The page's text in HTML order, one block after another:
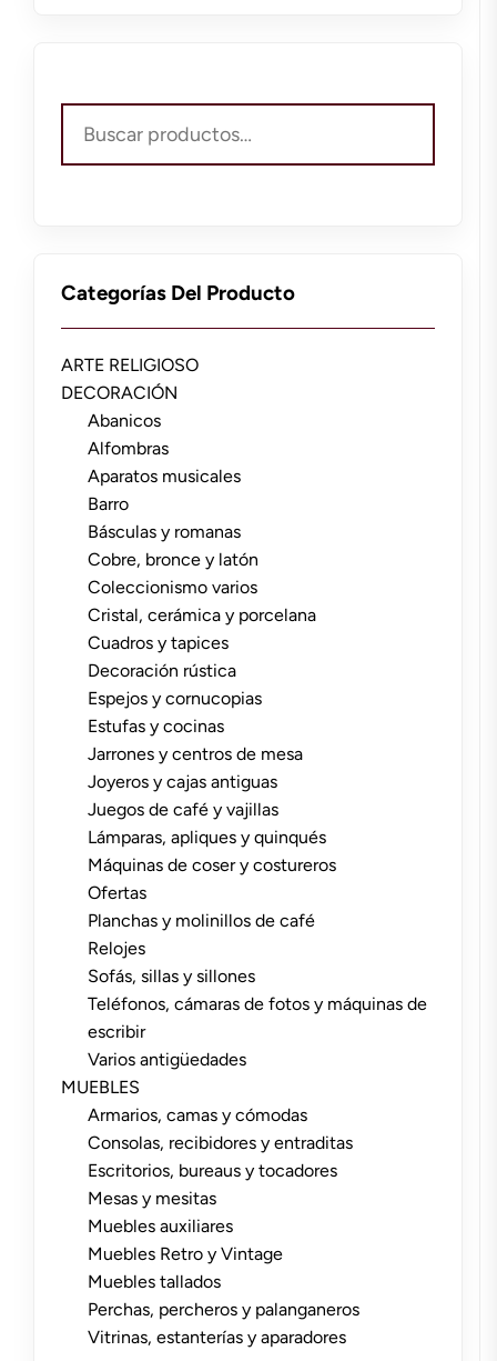
por:
Categorías Del Producto
ARTE RELIGIOSO
DECORACIÓN
Abanicos
Alfombras
Aparatos musicales
Barro
Básculas y romanas
Cobre, bronce y latón
Coleccionismo varios
Cristal, cerámica y porcelana
Cuadros y tapices
Decoración rústica
Espejos y cornucopias
Estufas y cocinas
Jarrones y centros de mesa
Joyeros y cajas antiguas
Juegos de café y vajillas
Lámparas, apliques y quinqués
Máquinas de coser y costureros
Ofertas
Planchas y molinillos de café
Relojes
Sofás, sillas y sillones
Teléfonos, cámaras de fotos y máquinas de
escribir
Varios antigüedades
MUEBLES
Armarios, camas y cómodas
Consolas, recibidores y entraditas
Escritorios, bureaus y tocadores
Mesas y mesitas
Muebles auxiliares
Muebles Retro y Vintage
Muebles tallados
Perchas, percheros y palanganeros
Vitrinas, estanterías y aparadores